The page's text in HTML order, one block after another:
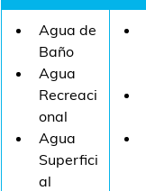
Agua de
Baño
Agua
Recreaci
onal
Agua
Superfici
al